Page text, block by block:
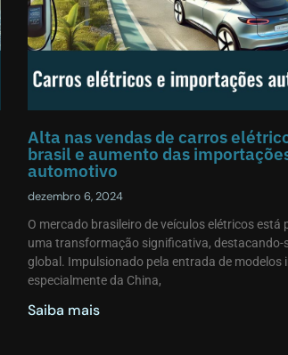
Alta nas vendas de carros
brasil e aumento das
automotivo
dezembro 6, 2024
O mercado brasileiro de veículos elétricos está
uma transformação significativa, destacando-
global. Impulsionado pela entrada de modelos
especialmente da China,
Saiba mais